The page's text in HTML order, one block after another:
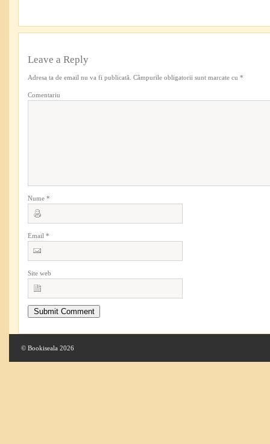
Leave a Reply
Adresa ta de email nu va fi publicată. Câmpurile obligatorii sunt marcate cu *
Comentariu
Nume *
Email *
Site web
© Bookiseala 2026